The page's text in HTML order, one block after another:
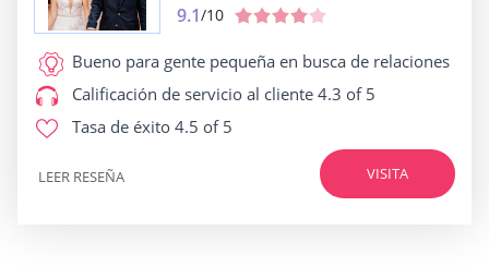
9.1/10
Bueno para gente pequeña en busca de relaciones
Calificación de servicio al cliente 4.3 of 5
Tasa de éxito 4.5 of 5
VISITA
LEER RESEÑA